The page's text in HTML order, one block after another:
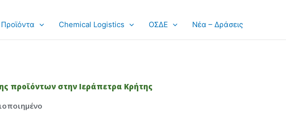
Προϊόντα Chemical Logistics ΟΣΔΕ Νέα – Δράσεις
προϊόντων στην Ιεράπετρα Κρήτης